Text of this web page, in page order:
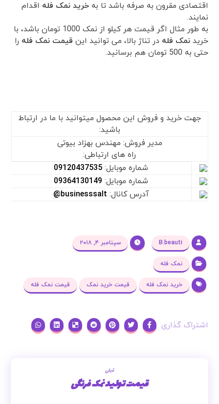
اقتصادی مقرون به صرفه باشد تا بهخرید نمک فله اقدام
نمایند.
به طور مثال اگر قیمت هر کیلو از نمک 1000 تومان باشد، با
خریدنمک فله در تناژ بالا، می توانید این قیمت نمک فله را
حتی به 500 تومان هم برسانید.
جهت خرید و فروش این محصول میتوانید با ما در ارتباط
باشید:
مدیر فروش: مهندس بهزاد بیوتی
راه های ارتباطی:
شماره موبایل: 09120437535
شماره موبایل: 09364130149
آدرس کانال: businesssalt@
B.beauti سپتامبر ۴, ۲۰۱۸
نمک فله
خرید نمک فله قیمت خرید نمک قیمت نمک فله
قبلی
قیمت تولید نمک فرنگی